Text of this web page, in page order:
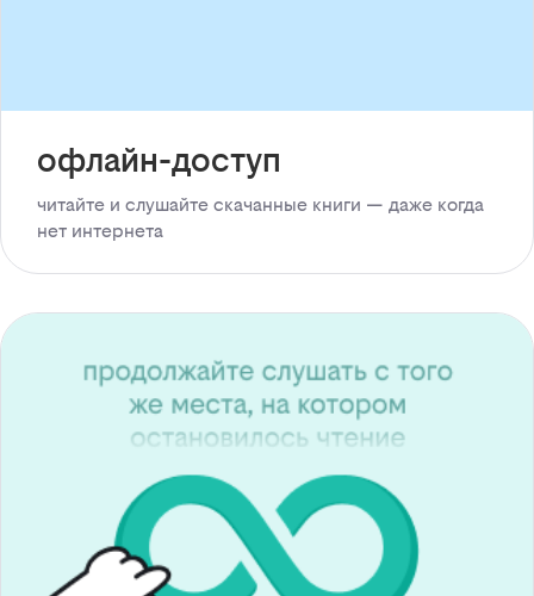
офлайн-доступ
читайте и слушайте скачанные книги — даже когда
нет интернета